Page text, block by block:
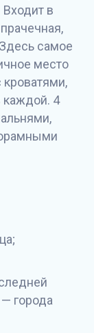
Входит в
самое
место
кроватями,
каждой. 4
— города